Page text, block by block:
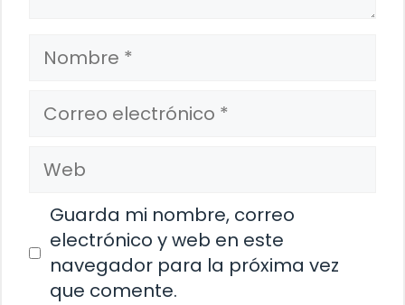
Nombre
Correo
electrónico
Web
Guarda mi nombre, correo
electrónico y web en este
navegador para la próxima vez
que comente.